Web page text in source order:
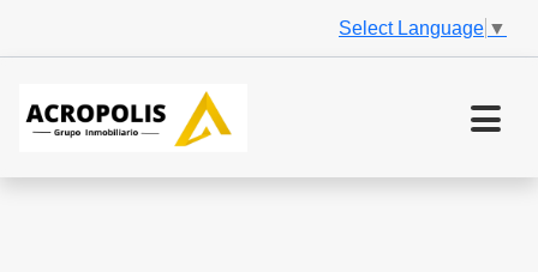
Select Language ▼